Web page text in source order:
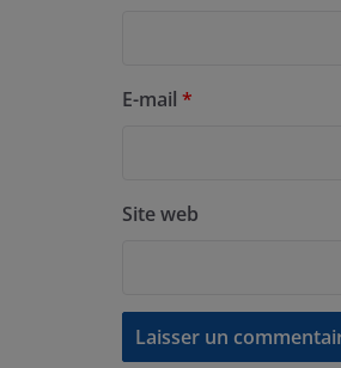
E-mail *
Site web